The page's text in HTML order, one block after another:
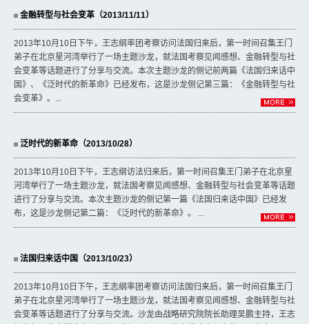
金融转型与社会变革（2013/11/11）
2013年10月10日下午，王志纲率团考察访问法国归来后，第一时间召集王门
弟子在北京星河湾举行了一场主题沙龙，就法国考察见闻感想、金融转型与社
会变革等话题进行了分享与交流。本次主题沙龙的侧记前两篇《法国归来话中
国》、《泛时代的新革命》已经发布，这是沙龙侧记第三篇：《金融转型与社
会变革》。...
泛时代的新革命（2013/10/28）
2013年10月10日下午，王志纲访法归来后，第一时间召集王门弟子在北京星
河湾举行了一场主题沙龙，就法国考察见闻感想、金融转型与社会变革等话题
进行了分享与交流。本次主题沙龙的侧记第一篇《法国归来话中国》已经发
布，这是沙龙侧记第二篇：《泛时代的新革命》。 ...
法国归来话中国（2013/10/23）
2013年10月10日下午，王志纲率团考察访问法国归来后，第一时间召集王门
弟子在北京星河湾举行了一场主题沙龙，就法国考察见闻感想、金融转型与社
会变革等话题进行了分享与交流。沙龙由战略研究院院长助理吴鹏主持，王志